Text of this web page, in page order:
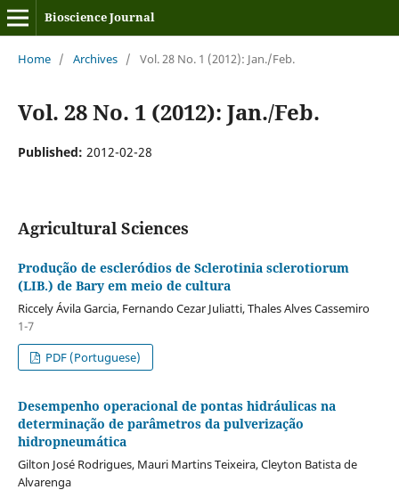
Bioscience Journal
Home / Archives / Vol. 28 No. 1 (2012): Jan./Feb.
Vol. 28 No. 1 (2012): Jan./Feb.
Published: 2012-02-28
Agricultural Sciences
Produção de escleródios de Sclerotinia sclerotiorum
(LIB.) de Bary em meio de cultura
Riccely Ávila Garcia, Fernando Cezar Juliatti, Thales Alves Cassemiro
1-7
PDF (Portuguese)
Desempenho operacional de pontas hidráulicas na
determinação de parâmetros da pulverização
hidropneumática
Gilton José Rodrigues, Mauri Martins Teixeira, Cleyton Batista de
Alvarenga